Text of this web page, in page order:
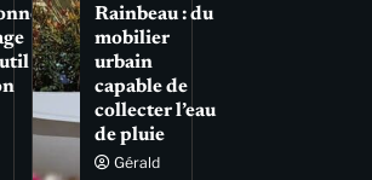
Rainbeau : du
mobilier
urbain
capable de
collecter l’eau
de pluie
Gérald